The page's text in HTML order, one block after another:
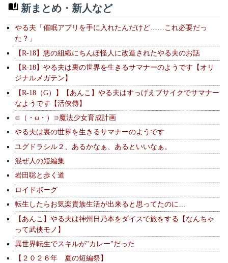
新まとめ・新人など
やる夫「催眠アプリを手に入れたんだけど……これ必要だっ
た？」
【R-18】悪の組織にちんぽ怪人に改造されたやる夫のお話
【R-18】やる夫は裏の世界を生きるサマナーのようです【オリ
ジナルメガテン】
【R-18（G）】【あんこ】やる夫はすっげえブサイクでサマナー
なようです【活俠傳】
∈（・ω・）∋魔法少女育成計画
やる夫は裏の世界を生きるサマナーのようです
ユグドラシル２、あるかなぁ、あるといいなぁ。
混ぜ人の短編集
岩田聡と歩く道
ロイドボーグ
転生したらお気楽貴族生活が出来ると思ってたのに…
【あんこ】やる夫は神州日乃本をダイスで旅をする【なんちゃ
って武侠モノ】
異世界転生でスキルが"カレー"だった
【２０２６年 夏の短編祭】